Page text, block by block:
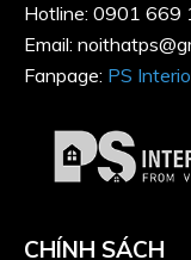
Hotline: 0901 669
Email:
Fanpage: PS
CHÍNH SÁCH